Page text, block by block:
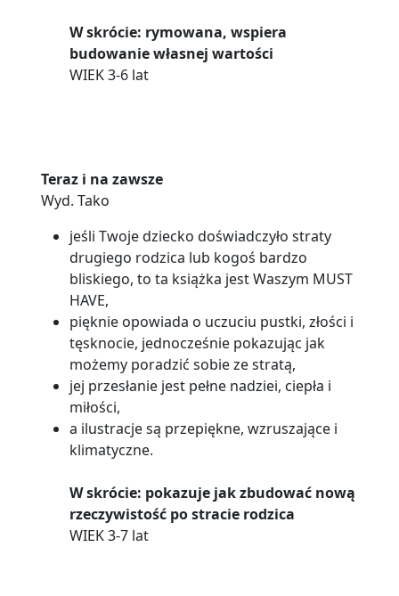
W skrócie: rymowana, wspiera
budowanie własnej wartości
WIEK 3-6 lat
Teraz i na zawsze
Wyd. Tako
jeśli Twoje dziecko doświadczyło straty
drugiego rodzica lub kogoś bardzo
bliskiego, to ta książka jest Waszym MUST
HAVE,
pięknie opowiada o uczuciu pustki, złości i
tęsknocie, jednocześnie pokazując jak
możemy poradzić sobie ze stratą,
jej przesłanie jest pełne nadziei, ciepła i
miłości,
a ilustracje są przepiękne, wzruszające i
klimatyczne.
W skrócie: pokazuje jak zbudować nową
rzeczywistość po stracie rodzica
WIEK 3-7 lat